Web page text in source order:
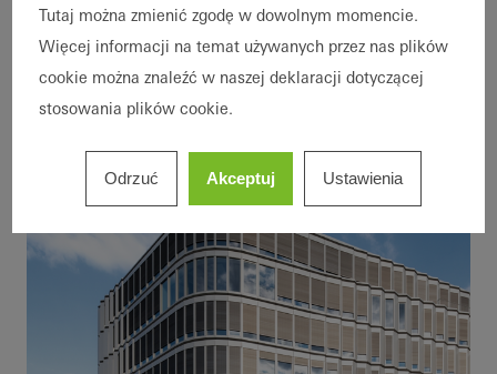
rozpoznawalność marki z najwyższym
poziomem techniki, nadając budynkom
niepowtarzalny charakter.
Tutaj można zmienić zgodę w dowolnym momencie.
Więcej informacji na temat używanych przez nas plików
cookie można znaleźć w naszej deklaracji dotyczącej
stosowania plików cookie.
Odrzuć Akceptuj Ustawienia